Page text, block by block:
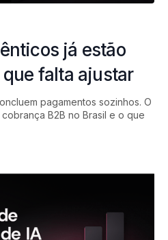
já estão
falta ajustar
pagamentos sozinhos. O
B2B no Brasil e o que